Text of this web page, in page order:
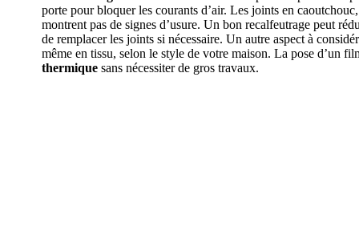
porte pour bloquer les courants d’air. Les joints en
montrent pas de signes d’usure. Un bon recalfeutrage peut
de remplacer les joints si nécessaire. Un autre aspect à
même en tissu, selon le style de votre maison. La pose d’un
thermique sans nécessiter de gros travaux.